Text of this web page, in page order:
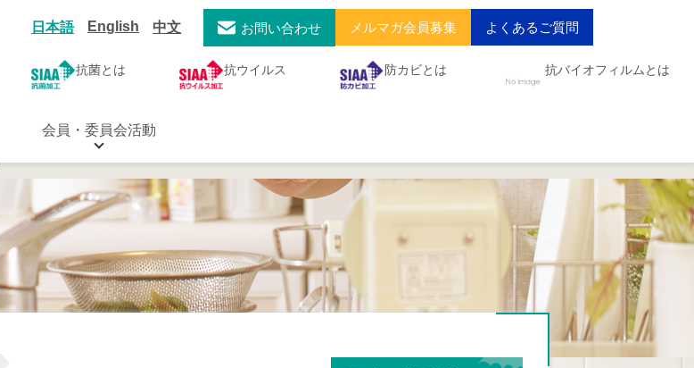
日本語 English 中文 お問い合わせ メルマガ会員募集 よくあるご質問
抗菌とは 抗ウイルス 防カビとは 抗バイオフィルムとは
会員・委員会活動